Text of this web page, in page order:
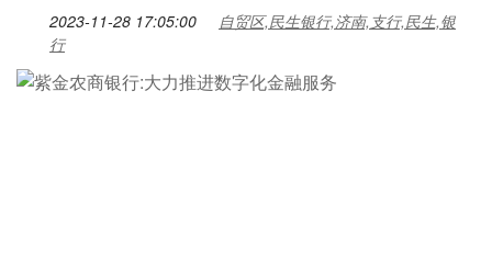
2023-11-28 17:05:00
自贸区,民生银行,济南,支行,民生,银
行